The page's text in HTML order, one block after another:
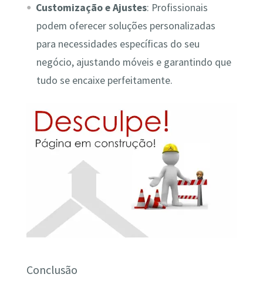
Customização e Ajustes: Profissionais
podem oferecer soluções personalizadas
para necessidades específicas do seu
negócio, ajustando móveis e garantindo que
tudo se encaixe perfeitamente.
Conclusão